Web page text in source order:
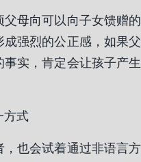
母向可以向子女馈赠的
强烈的公正感，如果父
实，肯定会让孩子产生
方式
也会试着通过非语言方